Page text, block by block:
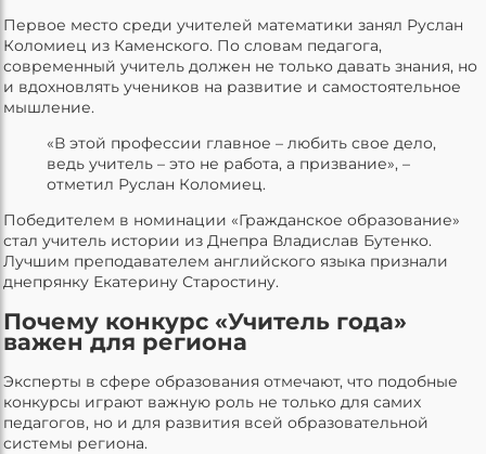
Первое место среди учителей математики занял Руслан
Коломиец из Каменского. По словам педагога,
современный учитель должен не только давать знания, но
и вдохновлять учеников на развитие и самостоятельное
мышление.
«В этой профессии главное – любить свое дело,
ведь учитель – это не работа, а призвание», –
отметил Руслан Коломиец.
Победителем в номинации «Гражданское образование»
стал учитель истории из Днепра Владислав Бутенко.
Лучшим преподавателем английского языка признали
днепрянку Екатерину Старостину.
Почему конкурс «Учитель года»
важен для региона
Эксперты в сфере образования отмечают, что подобные
конкурсы играют важную роль не только для самих
педагогов, но и для развития всей образовательной
системы региона.